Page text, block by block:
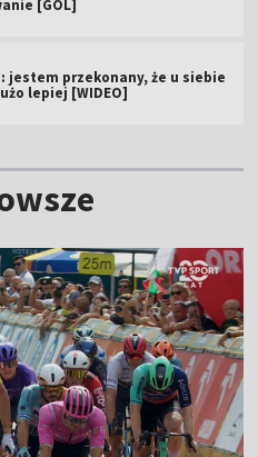
[GOL]
jestem przekonany, że u siebie
lepiej [WIDEO]